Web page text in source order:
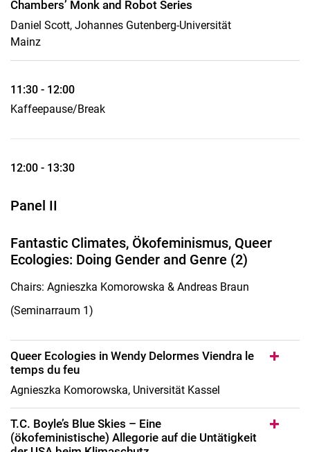
Chambers’ Monk and Robot Series
Daniel Scott, Johannes Gutenberg-Universität
Mainz
11:30 - 12:00
Kaffeepause/Break
12:00 - 13:30
Panel II
Fantastic Climates, Ökofeminismus, Queer
Ecologies: Doing Gender and Genre (2)
Chairs: Agnieszka Komorowska & Andreas Braun
(Seminarraum 1)
Queer Ecologies in Wendy Delormes Viendra le
temps du feu
Agnieszka Komorowska, Universität Kassel
T.C. Boyle’s Blue Skies – Eine
(ökofeministische) Allegorie auf die Untätigkeit